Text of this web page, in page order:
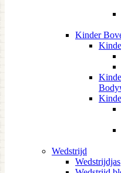
Kinder
Wedstrijd
Wedstrijdjas